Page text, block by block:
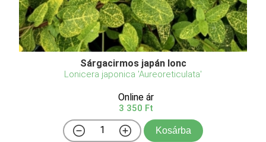
Sárgacirmos japán lonc
Lonicera japonica 'Aureoreticulata'
Online ár
3 350 Ft
Kosárba